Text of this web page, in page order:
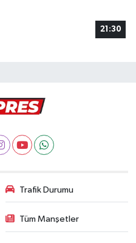
21:30
Trafik Durumu
Tüm Manşetler